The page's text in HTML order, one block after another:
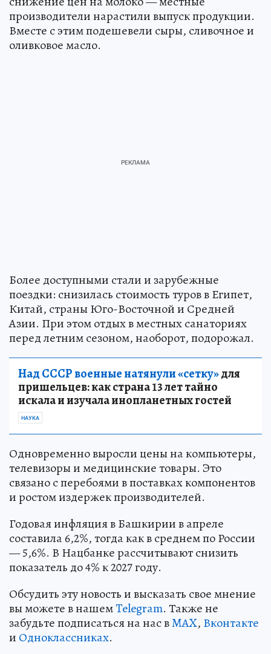
производители нарастили выпуск продукции.
Вместе с этим подешевели сыры, сливочное и
оливковое масло.
Более доступными стали и зарубежные
поездки: снизилась стоимость туров в Египет,
Китай, страны Юго-Восточной и Средней
Азии. При этом отдых в местных санаториях
перед летним сезоном, наоборот, подорожал.
Над СССР военные натянули «сетку»для
пришельцев: как страна 13 лет тайно
искала и изучала инопланетных гостей
НАУКА
Одновременно выросли цены на компьютеры,
телевизоры и медицинские товары. Это
связано с перебоями в поставках компонентов
и ростом издержек производителей.
Годовая инфляция в Башкирии в апреле
составила 6,2%, тогда как в среднем по России
— 5,6%. В Нацбанке рассчитывают снизить
показатель до 4% к 2027 году.
Обсудить эту новость и высказать свое мнение
вы можете в нашемTelegram. Также не
забудьте подписаться на нас вMAX, Вконтакте
и Одноклассниках.